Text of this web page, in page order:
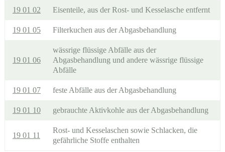
19 01 02 Eisenteile, aus der Rost- und Kesselasche entfernt
19 01 05 Filterkuchen aus der Abgasbehandlung
19 01 06
wässrige flüssige Abfälle aus der
Abgasbehandlung und andere wässrige flüssige
Abfälle
19 01 07 feste Abfälle aus der Abgasbehandlung
19 01 10 gebrauchte Aktivkohle aus der Abgasbehandlung
19 01 11
Rost- und Kesselaschen sowie Schlacken, die
gefährliche Stoffe enthalten